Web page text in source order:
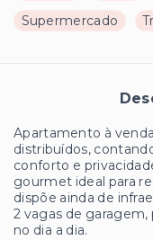
Supermercado
Apartamento à
distribuídos,
conforto e
gourmet ideal para
dispõe ainda de
2 vagas de
no dia a dia.